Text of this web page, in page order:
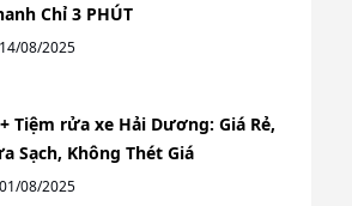
Chỉ 3 PHÚT
08/2025
Tiệm rửa xe Hải Dương: Giá Rẻ,
Sạch, Không Thét Giá
08/2025